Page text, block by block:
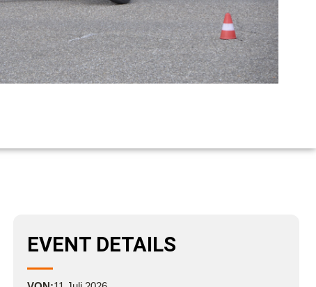
EVENT DETAILS